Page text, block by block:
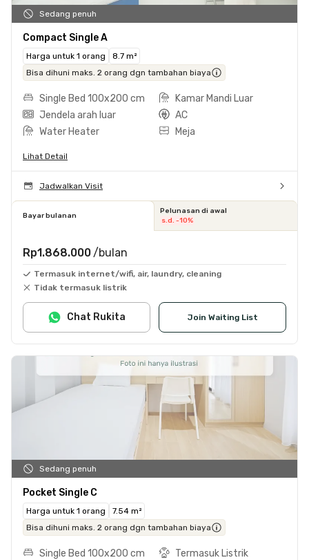
Sedang penuh
Compact Single A
Harga untuk 1 orang
8.7 m²
Bisa dihuni maks. 2 orang dgn tambahan biaya
Single Bed 100x200 cm
Kamar Mandi Luar
Jendela arah luar
AC
Water Heater
Meja
Lihat Detail
Jadwalkan Visit
Bayar bulanan
Pelunasan di awal
s.d. -10%
Rp1.868.000 /bulan
Termasuk internet/wifi, air, laundry, cleaning
Tidak termasuk listrik
Join Waiting List
Chat Rukita
Sedang penuh
Pocket Single C
Harga untuk 1 orang
7.54 m²
Bisa dihuni maks. 2 orang dgn tambahan biaya
Single Bed 100x200 cm
Termasuk Listrik